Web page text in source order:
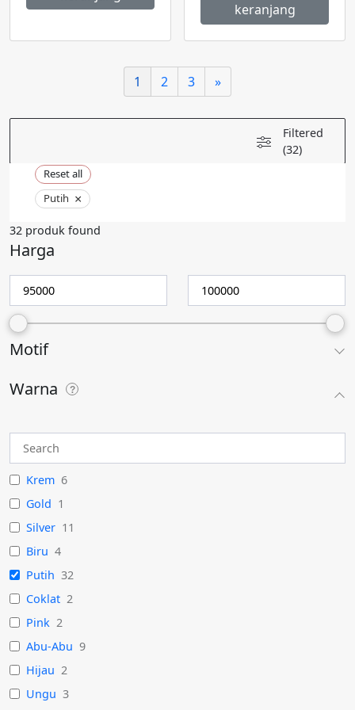
keranjang
1 2 3 »
Filtered
(32)
Reset all
Putih ×
32 produk found
Harga
Motif
Warna
Krem 6
Gold 1
Silver 11
Biru 4
Putih 32
Coklat 2
Pink 2
Abu-Abu 9
Hijau 2
Ungu 3